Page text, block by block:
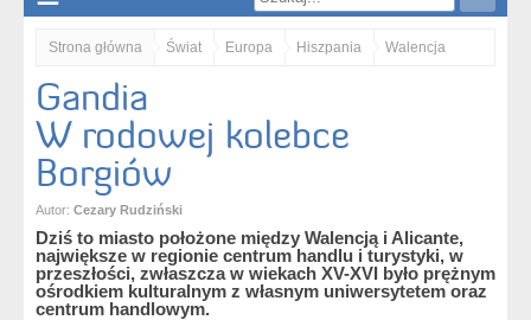
Strona główna Świat Europa Hiszpania Walencja
Gandia. W rodowej kolebce Borgiów
Gandia
W rodowej kolebce
Borgiów
Autor: Cezary Rudziński
Dziś to miasto położone między Walencją i Alicante,
największe w regionie centrum handlu i turystyki, w
przeszłości, zwłaszcza w wiekach XV-XVI było prężnym
ośrodkiem kulturalnym z własnym uniwersytetem oraz
centrum handlowym.